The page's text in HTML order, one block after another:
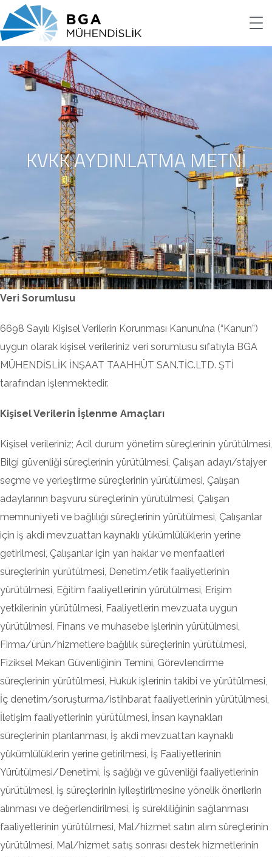
KVKK AYDINLATMA METNİ
Veri Sorumlusu
6698 Sayılı Kişisel Verilerin Korunması Kanunu’na (“Kanun”)
uygun olarak kişisel verileriniz veri sorumlusu sıfatıyla BGA
MÜHENDİSLİK İNŞAAT TAAHHÜT SAN.TİC.LTD. ŞTİ
tarafından işlenmektedir.
Kişisel Verilerin İşlenme Amaçları
Kişisel verileriniz; Acil durum yönetim süreçlerinin yürütülmesi,
Bilgi güvenliği süreçlerinin yürütülmesi, Çalışan adayı/stajyer
seçme ve yerleştirme süreçlerinin yürütülmesi, Çalışan
adaylarının başvuru süreçlerinin yürütülmesi, Çalışan
memnuniyeti ve bağlılığı süreçlerinin yürütülmesi, Çalışanlar
için iş akdi mevzuattan kaynaklı yükümlülüklerin yerine
getirilmesi, Çalışanlar için yan haklar ve menfaatleri
süreçlerinin yürütülmesi, Denetim/etik faaliyetlerinin
yürütülmesi, Eğitim faaliyetlerinin yürütülmesi, Erişim
yetkilerinin yürütülmesi, Faaliyetlerin mevzuata uygun
yürütülmesi, Finans ve muhasebe işlerinin yürütülmesi,
Firma/ürün/hizmetlere bağlılık süreçlerinin yürütülmesi,
Fiziksel Mekan Güvenliğinin Temini, Görevlendirme
süreçlerinin yürütülmesi, Hukuk işlerinin takibi ve yürütülmesi,
İç denetim/soruşturma/istihbarat faaliyetlerinin yürütülmesi,
İletişim faaliyetlerinin yürütülmesi, İnsan kaynakları
süreçlerinin planlanması, İş akdi mevzuattan kaynaklı
yükümlülüklerin yerine getirilmesi, İş Faaliyetlerinin
Yürütülmesi/Denetimi, İş sağlığı ve güvenliği faaliyetlerinin
yürütülmesi, İş süreçlerinin iyileştirilmesine yönelik önerilerin
alınması ve değerlendirilmesi, İş sürekliliğinin sağlanması
faaliyetlerinin yürütülmesi, Mal/hizmet satın alım süreçlerinin
yürütülmesi, Mal/hizmet satış sonrası destek hizmetlerinin